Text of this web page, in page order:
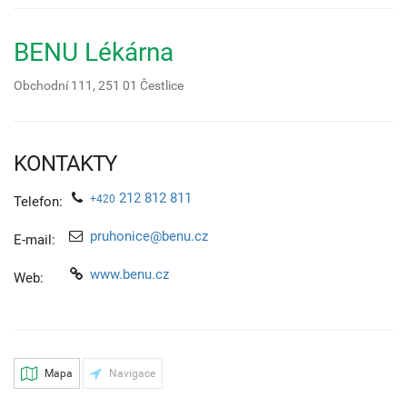
BENU Lékárna
Obchodní 111, 251 01 Čestlice
KONTAKTY
Telefon: +420 212 812 811
E-mail: pruhonice@benu.cz
Web: www.benu.cz
Mapa Navigace